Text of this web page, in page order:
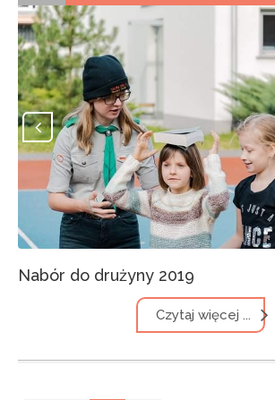
Nabór do drużyny 2019
Czytaj więcej ...